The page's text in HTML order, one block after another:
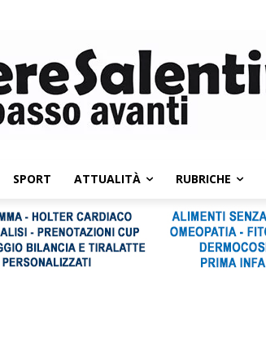
SPORT ATTUALITÀ RUBRICHE